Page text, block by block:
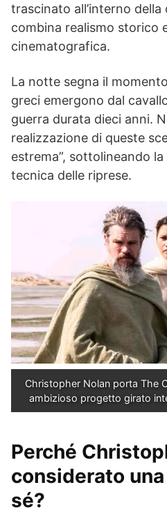
trascinato all’interno
combina realismo storico
cinematografica.
La notte segna il
greci emergono dal
guerra durata dieci anni.
realizzazione di queste
estrema”, sottolineando
tecnica delle riprese.
Christopher Nolan porta The
ambizioso progetto girato
Perché
considerato
sé?